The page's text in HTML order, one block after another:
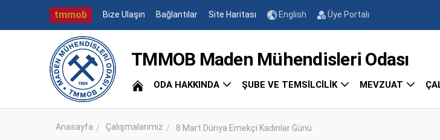
tmmob Bize Ulaşın Bağlantılar Site Haritası English Üye Portalı
TMMOB Maden Mühendisleri Odası
ODA HAKKINDA ŞUBE VE TEMSİLCİLİK MEVZUAT
Anasayfa Çalışmalarımız 8 Mart Dünya Emekçi Kadınlar Günü